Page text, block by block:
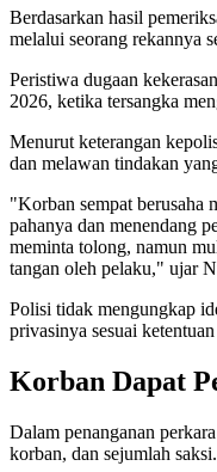
Berdasarkan hasil
melalui seorang rekannya
Peristiwa dugaan
2026, ketika tersangka
Menurut keterangan
dan melawan tindakan
"Korban sempat berusaha
pahanya dan menendang
meminta tolong, namun
tangan oleh pelaku," ujar
Polisi tidak mengungkap
privasinya sesuai
Korban Dapat
Dalam penanganan
korban, dan sejumlah saksi.